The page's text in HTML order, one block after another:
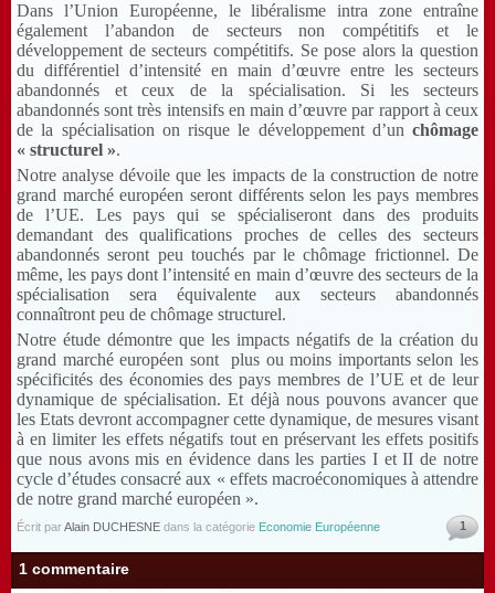
Dans l’Union Européenne, le libéralisme intra zone entraîne
également l’abandon de secteurs non compétitifs et le
développement de secteurs compétitifs. Se pose alors la question
du différentiel d’intensité en main d’œuvre entre les secteurs
abandonnés et ceux de la spécialisation. Si les secteurs
abandonnés sont très intensifs en main d’œuvre par rapport à ceux
de la spécialisation on risque le développement d’un chômage
« structurel ».
Notre analyse dévoile que les impacts de la construction de notre
grand marché européen seront différents selon les pays membres
de l’UE. Les pays qui se spécialiseront dans des produits
demandant des qualifications proches de celles des secteurs
abandonnés seront peu touchés par le chômage frictionnel. De
même, les pays dont l’intensité en main d’œuvre des secteurs de la
spécialisation sera équivalente aux secteurs abandonnés
connaîtront peu de chômage structurel.
Notre étude démontre que les impacts négatifs de la création du
grand marché européen sont plus ou moins importants selon les
spécificités des économies des pays membres de l’UE et de leur
dynamique de spécialisation. Et déjà nous pouvons avancer que
les Etats devront accompagner cette dynamique, de mesures visant
à en limiter les effets négatifs tout en préservant les effets positifs
que nous avons mis en évidence dans les parties I et II de notre
cycle d’études consacré aux « effets macroéconomiques à attendre
de notre grand marché européen ».
Écrit parAlain DUCHESNE dans la catégorie Economie Européenne 1
1 commentaire